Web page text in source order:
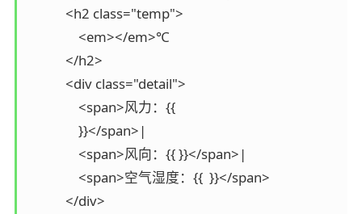
            <h2 class="temp">
                <em></em>℃
            </h2>
            <div class="detail">
                <span>风力：{{
                }}</span>|
                <span>风向：{{ }}</span>|
                <span>空气湿度：{{  }}</span>
            </div>